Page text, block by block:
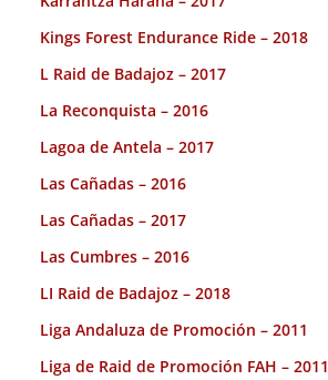
Kings Forest Endurance Ride – 2018
L Raid de Badajoz – 2017
La Reconquista – 2016
Lagoa de Antela – 2017
Las Cañadas – 2016
Las Cañadas – 2017
Las Cumbres – 2016
LI Raid de Badajoz – 2018
Liga Andaluza de Promoción – 2011
Liga de Raid de Promoción FAH – 2011